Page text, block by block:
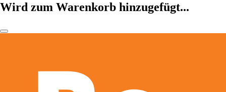
Wird zum Warenkorb hinzugefügt...